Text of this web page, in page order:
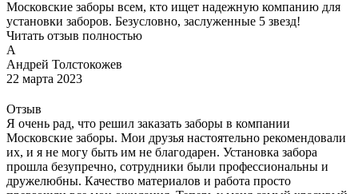
Московские заборы всем, кто ищет надежную компанию для
установки заборов. Безусловно, заслуженные 5 звезд!
Читать отзыв полностью
А
Андрей Толстокожев
22 марта 2023
Отзыв
Я очень рад, что решил заказать заборы в компании
Московские заборы. Мои друзья настоятельно рекомендовали
их, и я не могу быть им не благодарен. Установка забора
прошла безупречно, сотрудники были профессиональны и
дружелюбны. Качество материалов и работа просто